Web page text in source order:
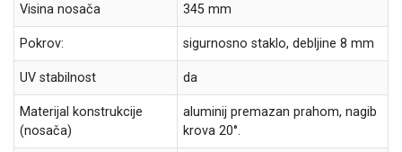
Visina nosača 345 mm
Pokrov: sigurnosno staklo, debljine 8 mm
UV stabilnost da
Materijal konstrukcije
(nosača)
aluminij premazan prahom, nagib
krova 20°.